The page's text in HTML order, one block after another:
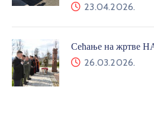
23.04.2026.
Сећање на жртве
26.03.2026.